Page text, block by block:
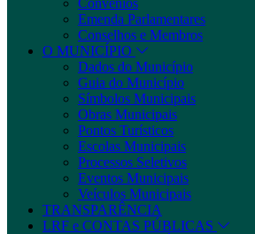
Emenda Parlamentares
Conselhos e Membros
O MUNICÍPIO
Dados do Município
Guia do Município
Símbolos Municipais
Obras Municipais
Pontos Turísticos
Escolas Municipais
Processos Seletivos
Eventos Municipais
Veículos Municipais
TRANSPARÊNCIA
LRF e CONTAS PÚBLICAS